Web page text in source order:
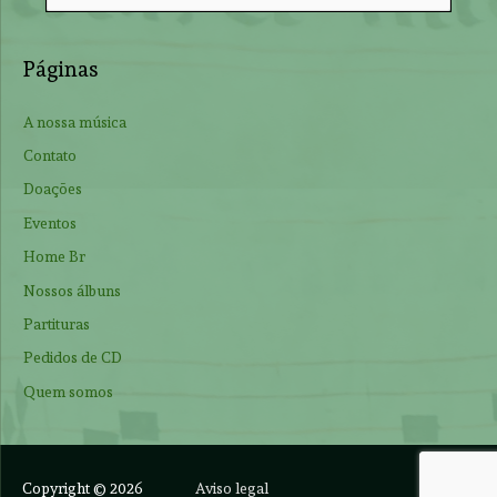
h
f
Páginas
A nossa música
Contato
Doações
Eventos
Home Br
Nossos álbuns
Partituras
Pedidos de CD
Quem somos
Copyright © 2026 Aviso legal